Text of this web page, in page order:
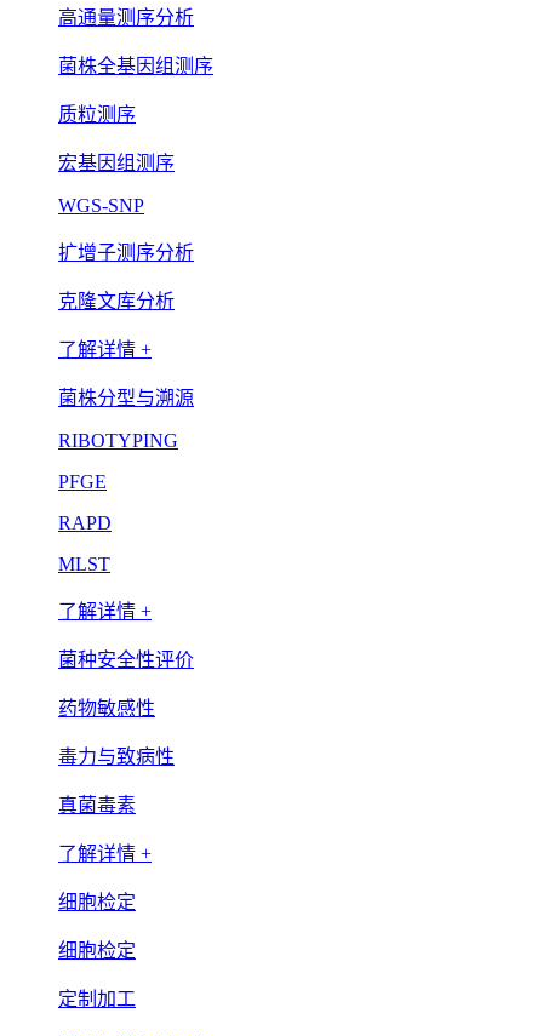
高通量测序分析
菌株全基因组测序
质粒测序
宏基因组测序
WGS-SNP
扩增子测序分析
克隆文库分析
了解详情 +
菌株分型与溯源
RIBOTYPING
PFGE
RAPD
MLST
了解详情 +
菌种安全性评价
药物敏感性
毒力与致病性
真菌毒素
了解详情 +
细胞检定
细胞检定
定制加工